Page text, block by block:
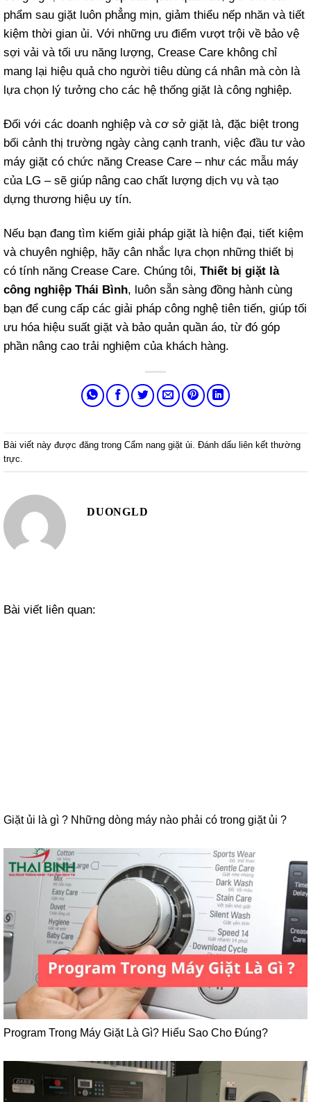
phẩm sau giặt luôn phẳng mịn, giảm thiểu nếp nhăn và tiết
kiệm thời gian ủi. Với những ưu điểm vượt trội về bảo vệ
sợi vải và tối ưu năng lượng, Crease Care không chỉ
mang lại hiệu quả cho người tiêu dùng cá nhân mà còn là
lựa chọn lý tưởng cho các hệ thống giặt là công nghiệp.
Đối với các doanh nghiệp và cơ sở giặt là, đặc biệt trong
bối cảnh thị trường ngày càng cạnh tranh, việc đầu tư vào
máy giặt có chức năng Crease Care – như các mẫu máy
của LG – sẽ giúp nâng cao chất lượng dịch vụ và tạo
dựng thương hiệu uy tín.
Nếu bạn đang tìm kiếm giải pháp giặt là hiện đại, tiết kiệm
và chuyên nghiệp, hãy cân nhắc lựa chọn những thiết bị
có tính năng Crease Care. Chúng tôi, Thiết bị giặt là
công nghiệp Thái Bình, luôn sẵn sàng đồng hành cùng
bạn để cung cấp các giải pháp công nghệ tiên tiến, giúp tối
ưu hóa hiệu suất giặt và bảo quản quần áo, từ đó góp
phần nâng cao trải nghiệm của khách hàng.
Bài viết này được đăng trong Cẩm nang giặt ủi . Đánh dấu liên kết thường
trực
DUONGLD
Bài viết liên quan:
Giặt ủi là gì ? Những dòng máy nào phải có trong giặt ủi ?
Program Trong Máy Giặt Là Gì? Hiểu Sao Cho Đúng?